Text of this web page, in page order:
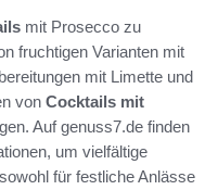
mit Prosecco zu
fruchtigen Varianten mit
mit Limette und
von Cocktails mit
Auf genuss7.de finden
um vielfältige
für festliche Anlässe